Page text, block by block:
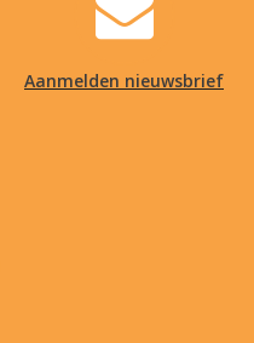
Aanmelden nieuwsbrief